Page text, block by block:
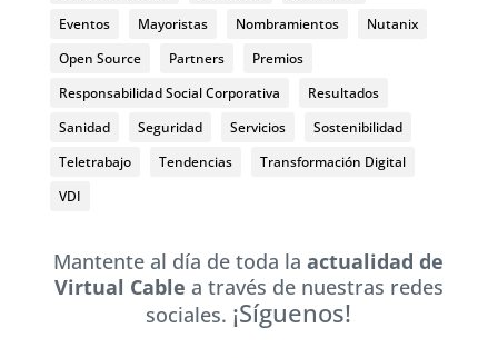
Eventos
Mayoristas Nombramientos
Nutanix
Open Source
Partners
Premios
Responsabilidad Social Corporativa
Resultados
Sanidad
Seguridad Servicios
Sostenibilidad
Teletrabajo
Tendencias
Transformación Digital
VDI
Mantente al día de toda laactualidad de
Virtual Cable a través de nuestras redes
sociales. ¡Síguenos!